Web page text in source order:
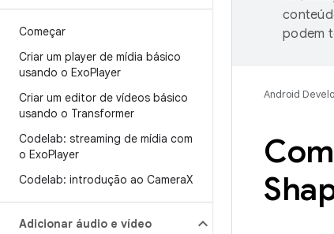
Começar
Criar um player de mídia básico
usando o ExoPlayer
Criar um editor de vídeos básico
usando o Transformer
Codelab: streaming de mídia com
o ExoPlayer
Codelab: introdução ao CameraX
Adicionar áudio e vídeo
podem
Android